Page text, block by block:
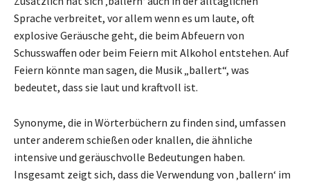
Sprache verbreitet, vor allem wenn es um laute, oft
explosive Geräusche geht, die beim Abfeuern von
Schusswaffen oder beim Feiern mit Alkohol entstehen. Auf
Feiern könnte man sagen, die Musik „ballert“, was
bedeutet, dass sie laut und kraftvoll ist.
Synonyme, die in Wörterbüchern zu finden sind, umfassen
unter anderem schießen oder knallen, die ähnliche
intensive und geräuschvolle Bedeutungen haben.
Insgesamt zeigt sich, dass die Verwendung von ‚ballern‘ im